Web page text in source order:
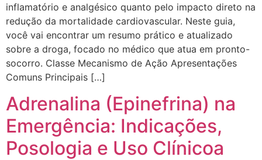
inflamatório e analgésico quanto pelo impacto direto na
redução da mortalidade cardiovascular. Neste guia,
você vai encontrar um resumo prático e atualizado
sobre a droga, focado no médico que atua em pronto-
socorro. Classe Mecanismo de Ação Apresentações
Comuns Principais […]
Adrenalina (Epinefrina) na
Emergência: Indicações,
Posologia e Uso Clínicoa